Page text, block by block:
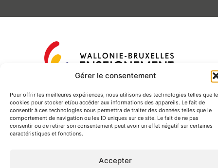
Gérer le consentement
Pour offrir les meilleures expériences, nous utilisons des technologies telles que
cookies pour stocker et/ou accéder aux informations des appareils. Le fait de
consentir à ces technologies nous permettra de traiter des données telles que le
comportement de navigation ou les ID uniques sur ce site. Le fait de ne pas
consentir ou de retirer son consentement peut avoir un effet négatif sur certaines
caractéristiques et fonctions.
Accepter